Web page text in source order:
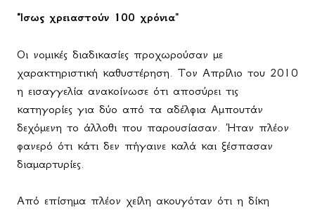
"Ίσως χρειαστούν 100 χρόνια"
Οι νομικές διαδικασίες προχωρούσαν με
χαρακτηριστική καθυστέρηση. Τον Απρίλιο του 2010
η εισαγγελία ανακοίνωσε ότι αποσύρει τις
κατηγορίες για δύο από τα αδέλφια Αμπουτάν
δεχόμενη το άλλοθι που παρουσίασαν. Ήταν πλέον
φανερό ότι κάτι δεν πήγαινε καλά και ξέσπασαν
διαμαρτυρίες.
Από επίσημα πλέον χείλη ακουγόταν ότι η δίκη